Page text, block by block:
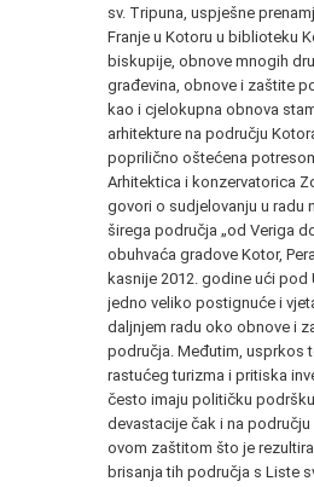
sv. Tripuna, uspješne
Franje u Kotoru u biblioteku
biskupije, obnove mnogih
građevina, obnove i zaštite
kao i cjelokupna obnova
arhitekture na području
poprilično oštećena
Arhitektica i konzervatorica
govori o sudjelovanju u radu
širega područja „od Veriga
obuhvaća gradove Kotor,
kasnije 2012. godine ući pod
jedno veliko postignuće i
daljnjem radu oko obnove i
područja. Međutim, usprkos
rastućeg turizma i pritiska
često imaju političku
devastacije čak i na području
ovom zaštitom što je
brisanja tih područja s Liste